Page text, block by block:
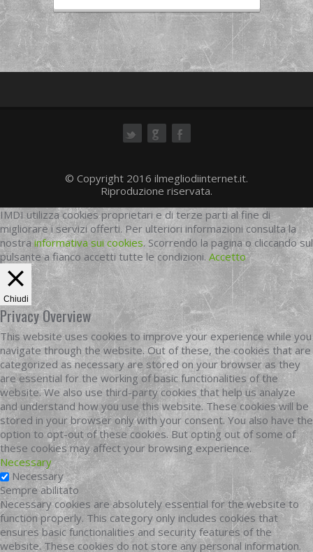
© Copyright 2016 ilmegliodiinternet.it.
Riproduzione riservata.
IMDI utilizza cookies proprietari e di terze parti al fine di
migliorare i servizi offerti. Per ulteriori informazioni consulta la
nostra informativa sui cookies. Scorrendo la pagina o cliccando sul
pulsante a fianco accetti tutte le condizioni. Accetto
Chiudi
Privacy Overview
This website uses cookies to improve your experience while you
navigate through the website. Out of these, the cookies that are
categorized as necessary are stored on your browser as they
are essential for the working of basic functionalities of the
website. We also use third-party cookies that help us analyze
and understand how you use this website. These cookies will be
stored in your browser only with your consent. You also have the
option to opt-out of these cookies. But opting out of some of
these cookies may affect your browsing experience.
Necessary
Necessary
Sempre abilitato
Necessary cookies are absolutely essential for the website to
function properly. This category only includes cookies that
ensures basic functionalities and security features of the
website. These cookies do not store any personal information.